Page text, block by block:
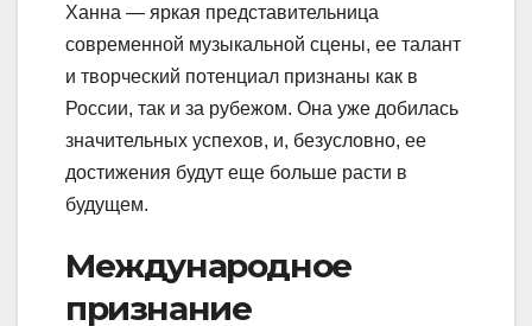
Ханна — яркая представительница
современной музыкальной сцены, ее талант
и творческий потенциал признаны как в
России, так и за рубежом. Она уже добилась
значительных успехов, и, безусловно, ее
достижения будут еще больше расти в
будущем.
Международное
признание